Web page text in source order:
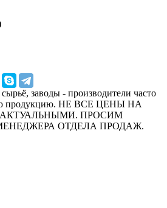
заводы - производители часто
продукцию. НЕ ВСЕ ЦЕНЫ НА
ПРОСИМ
ОТДЕЛА ПРОДАЖ.